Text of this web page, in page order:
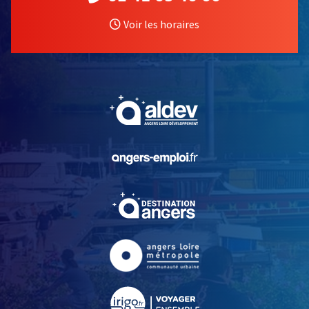
Voir les horaires
, Ouvre une nouvelle
, Ouvre une nouvelle